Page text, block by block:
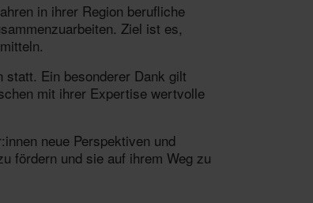
in ihrer Region berufliche
Ziel ist es,
statt. Ein besonderer Dank gilt
mit ihrer Expertise wertvolle
neue Perspektiven und
fördern und sie auf ihrem Weg zu